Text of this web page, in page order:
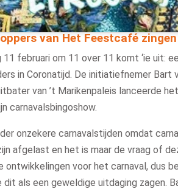
van Het Feestcafé
11 februari om 11 over 11 komt ‘ie uit:
in Coronatijd. De initiatiefnemer Bart
van ’t Marikenpaleis lanceerde
carnavalsbingoshow.
onzekere carnavalstijden omdat
afgelast en het is maar de vraag of
ontwikkelingen voor het carnaval, dus
als een geweldige uitdaging zagen.